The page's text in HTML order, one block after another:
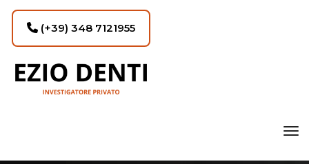
(+39) 348 7121955